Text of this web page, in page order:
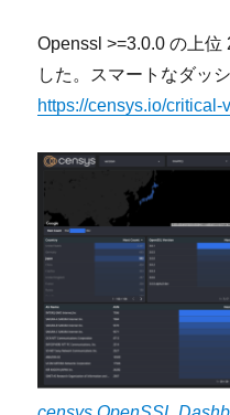
Openssl >=3.0.0 の上
した。スマートなダッ
https://censys.io/